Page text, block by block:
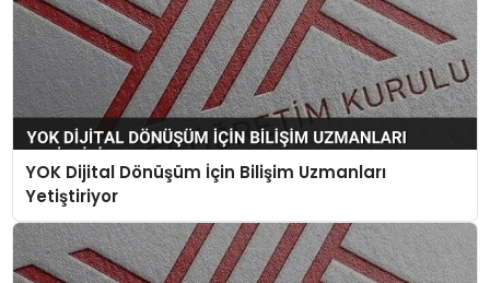
YOK Dijital Dönüşüm İçin Bilişim Uzmanları
Yetiştiriyor